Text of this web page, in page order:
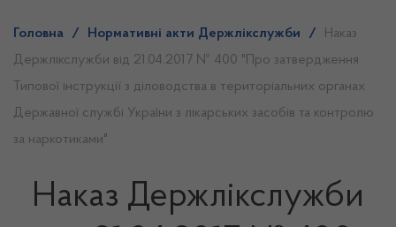
Головна / Нормативні акти Держлікслужби /
Наказ
Держлікслужби від 21.04.2017 № 400 "Про затвердження
Типової інструкції з діловодства в територіальних органах
Державної службі України з лікарських засобів та контролю
за наркотиками"
Наказ Держлікслужби